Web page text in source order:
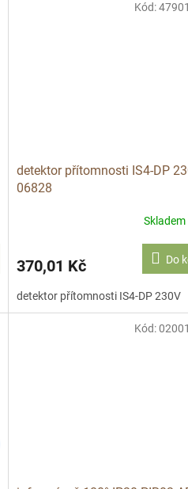
detektor přítomnosti IS4-DP
06828
Skladem
370,01 Kč Do
detektor přítomnosti IS4-DP 230V
Kód:
Kód: